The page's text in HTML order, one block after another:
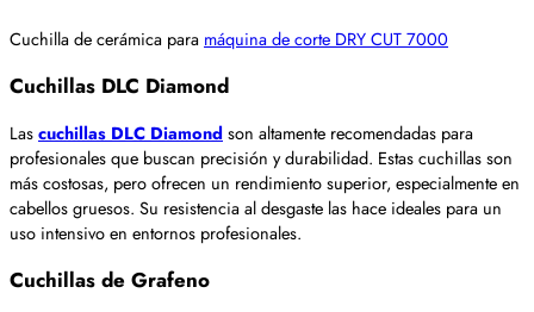
Cuchilla de cerámica para máquina de corte DRY CUT 7000
Cuchillas DLC Diamond
Lascuchillas DLC Diamondson altamente recomendadas para
profesionales que buscan precisión y durabilidad. Estas cuchillas son
más costosas, pero ofrecen un rendimiento superior, especialmente en
cabellos gruesos. Su resistencia al desgaste las hace ideales para un
uso intensivo en entornos profesionales.
Cuchillas de Grafeno